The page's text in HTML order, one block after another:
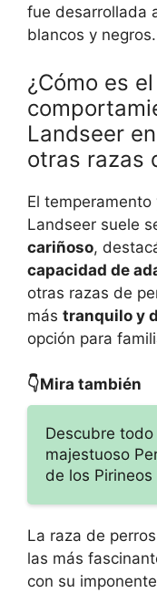
fue desarrollada
blancos y negros.
¿Cómo es
Landseer
otras razas
El
Landseer suele
cariñoso,
capacidad de
otras razas de
más tranquilo y
opción para
👇Mira también
Descubre
majestuoso
de los Pirineos
La raza de
las más
con su